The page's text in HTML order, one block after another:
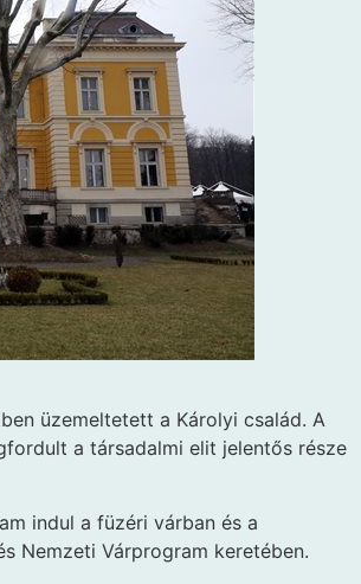
üzemeltetett a Károlyi család. A
a társadalmi elit jelentős része
indul a füzéri várban és a
Nemzeti Várprogram keretében.